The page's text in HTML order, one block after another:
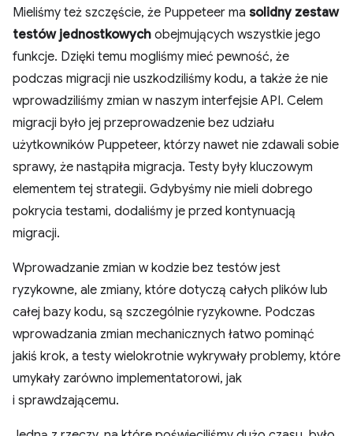
Mieliśmy też szczęście, że Puppeteer ma solidny zestaw
testów jednostkowych obejmujących wszystkie jego
funkcje. Dzięki temu mogliśmy mieć pewność, że
podczas migracji nie uszkodziliśmy kodu, a także że nie
wprowadziliśmy zmian w naszym interfejsie API. Celem
migracji było jej przeprowadzenie bez udziału
użytkowników Puppeteer, którzy nawet nie zdawali sobie
sprawy, że nastąpiła migracja. Testy były kluczowym
elementem tej strategii. Gdybyśmy nie mieli dobrego
pokrycia testami, dodaliśmy je przed kontynuacją
migracji.
Wprowadzanie zmian w kodzie bez testów jest
ryzykowne, ale zmiany, które dotyczą całych plików lub
całej bazy kodu, są szczególnie ryzykowne. Podczas
wprowadzania zmian mechanicznych łatwo pominąć
jakiś krok, a testy wielokrotnie wykrywały problemy, które
umykały zarówno implementatorowi, jak
i sprawdzającemu.